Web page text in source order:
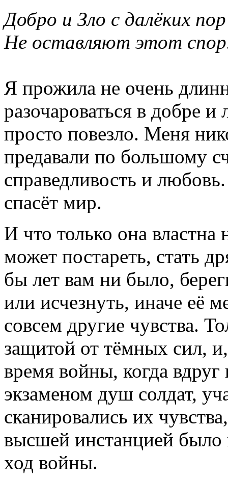
Добро и Зло с далёких пор
Не оставляют этот
Я прожила не очень
разочароваться в добре
просто повезло. Меня
предавали по большому
справедливость и
спасёт мир.
И что только она
может постареть, стать
бы лет вам ни было,
или исчезнуть, иначе её
совсем другие чувства.
защитой от тёмных сил,
время войны, когда
экзаменом душ солдат,
сканировались их
высшей инстанцией было
ход войны.